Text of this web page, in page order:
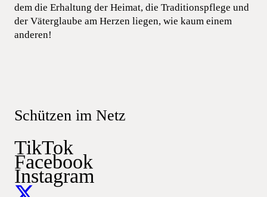
dem die Erhaltung der Heimat, die Traditionspflege und
der Väterglaube am Herzen liegen, wie kaum einem
anderen!
Schützen im Netz
TikTok
Facebook
Instagram